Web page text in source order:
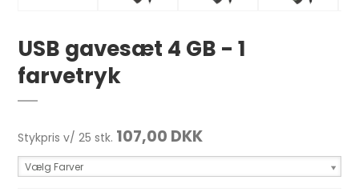
USB gavesæt 4 GB - 1
farvetryk
Stykpris v/ 25 stk. 107,00 DKK
Vælg Farver